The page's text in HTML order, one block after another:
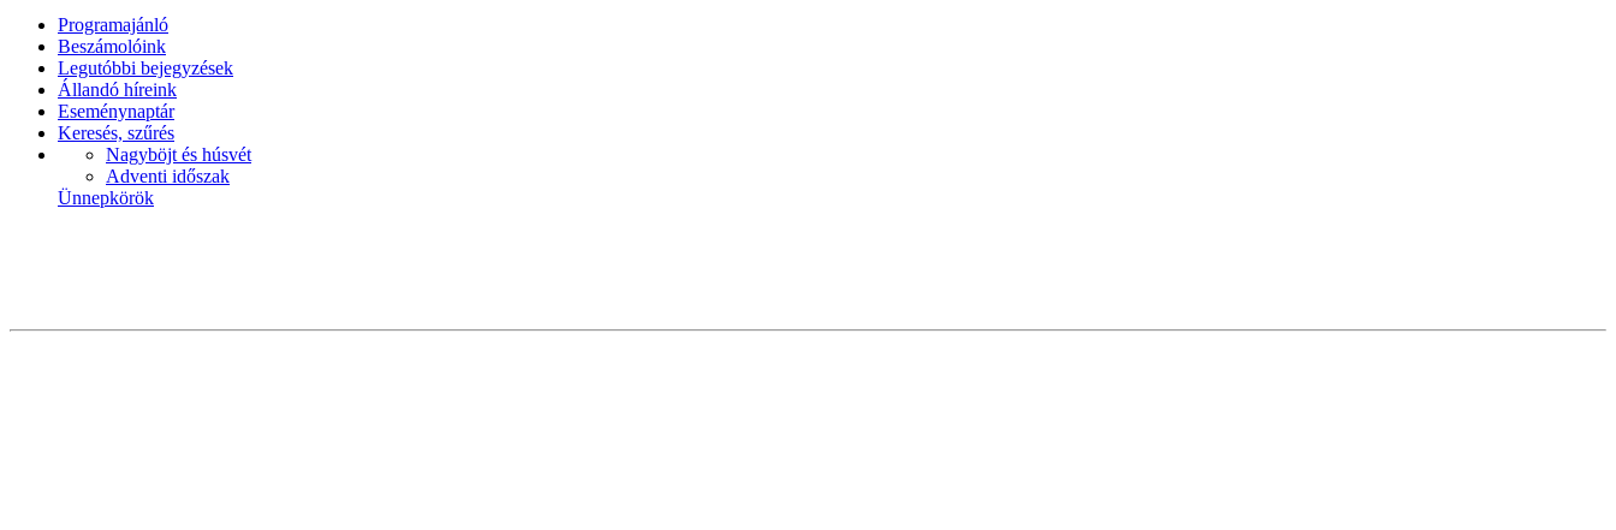
Programajánló
Beszámolóink
Legutóbbi bejegyzések
Állandó híreink
Eseménynaptár
Keresés, szűrés
Nagyböjt és húsvét
Adventi időszak
Ünnepkörök